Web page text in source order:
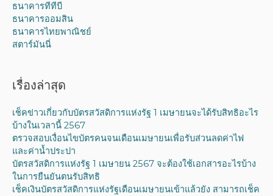
ธนาคารทีทีบี
ธนาคารออมสิน
ธนาคารไทยพาณิชย์
สตาร์มันนี่
เรื่องล่าสุด
เช็คข่าวเกี่ยวกับบัตรสวัสดิการแห่งรัฐ 1 เมษายนจะได้รับสิทธิอะไร
บ้างในเวลานี้ 2567
ตรวจสอบเงื่อนไขบัตรคนจนเดือนเมษายนเพื่อรับส่วนลดค่าไฟ
และค่าน้ำประปา
บัตรสวัสดิการแห่งรัฐ 1 เมษายน 2567 จะต้องใช้เอกสารอะไรบ้าง
ในการยืนยันตนรับสิทธิ
เช็คเงินบัตรสวัสดิการแห่งรัฐเดือนเมษายนเข้าแล้วยัง สามารถเช็ค